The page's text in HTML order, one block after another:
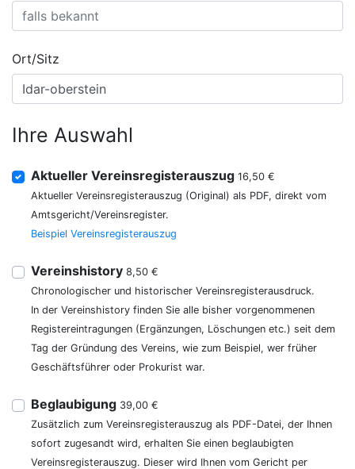
Ort/Sitz
Ihre Auswahl
Aktueller Vereinsregisterauszug 16,50 €
Aktueller Vereinsregisterauszug (Original) als PDF, direkt vom
Amtsgericht/Vereinsregister.
Beispiel Vereinsregisterauszug
Vereinshistory 8,50 €
Chronologischer und historischer Vereinsregisterausdruck.
In der Vereinshistory finden Sie alle bisher vorgenommenen
Registereintragungen (Ergänzungen, Löschungen etc.) seit dem
Tag der Gründung des Vereins, wie zum Beispiel, wer früher
Geschäftsführer oder Prokurist war.
Beglaubigung 39,00 €
Zusätzlich zum Vereinsregisterauszug als PDF-Datei, der Ihnen
sofort zugesandt wird, erhalten Sie einen beglaubigten
Vereinsregisterauszug. Dieser wird Ihnen vom Gericht per